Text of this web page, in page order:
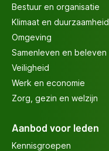
Bestuur en organisatie
Klimaat en duurzaamheid
Omgeving
Samenleven en beleven
Veiligheid
Werk en economie
Zorg, gezin en welzijn
Aanbod voor leden
Kennisgroepen